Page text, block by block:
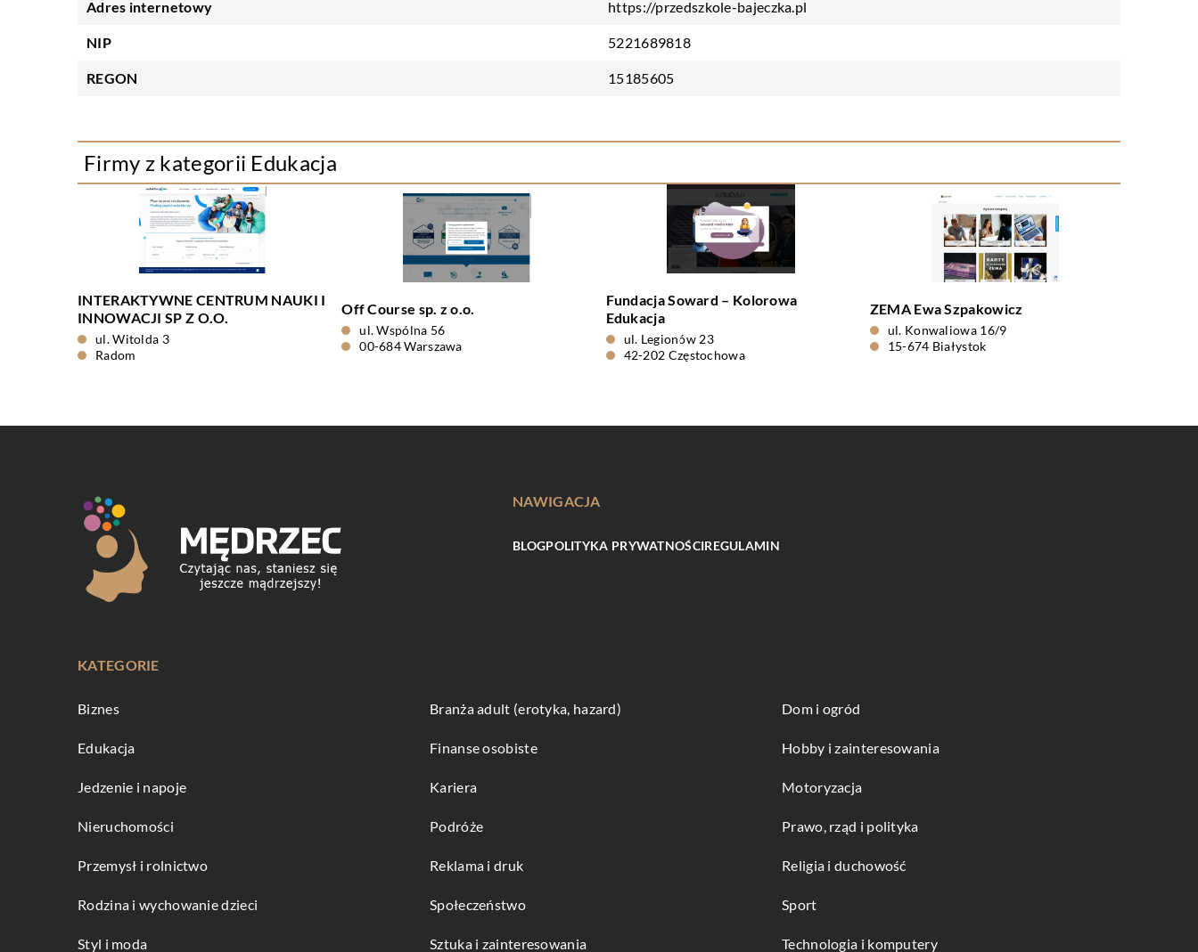
Adres internetowy https://przedszkole-bajeczka.pl
NIP 5221689818
REGON 15185605
Firmy z kategorii Edukacja
INTERAKTYWNE CENTRUM NAUKI I
INNOWACJI SP Z O.O.
ul. Witolda 3
Radom
Off Course sp. z o.o.
ul. Wspólna 56
00-684 Warszawa
Fundacja Soward – Kolorowa
Edukacja
ul. Legionów 23
42-202 Częstochowa
ZEMA Ewa Szpakowicz
ul. Konwaliowa 16/9
15-674 Białystok
NAWIGACJA
BLOGPOLITYKA PRYWATNOŚCIREGULAMIN
KATEGORIE
Biznes Branża adult (erotyka, hazard) Dom i ogród
Edukacja Finanse osobiste Hobby i zainteresowania
Jedzenie i napoje Kariera Motoryzacja
Nieruchomości Podróże Prawo, rząd i polityka
Przemysł i rolnictwo Reklama i druk Religia i duchowość
Rodzina i wychowanie dzieci Społeczeństwo Sport
Styl i moda Sztuka i zainteresowania Technologia i komputery